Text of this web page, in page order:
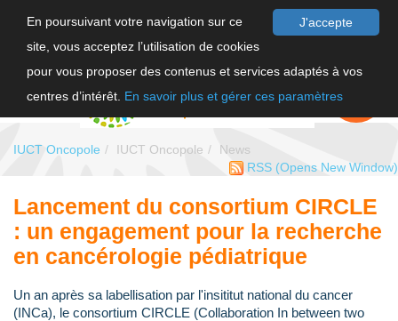
J'accepte
En poursuivant votre navigation sur ce
site, vous acceptez l’utilisation de cookies
pour vous proposer des contenus et services adaptés à vos
centres d’intérêt. En savoir plus et gérer ces paramètres
FAIRE UN
DON
IUCT Oncopole IUCT Oncopole
News
RSS (Opens New Window)
Lancement du consortium CIRCLE
: un engagement pour la recherche
en cancérologie pédiatrique
Un an après sa labellisation par l'insititut national du cancer
(INCa), le consortium CIRCLE (Collaboration In between two